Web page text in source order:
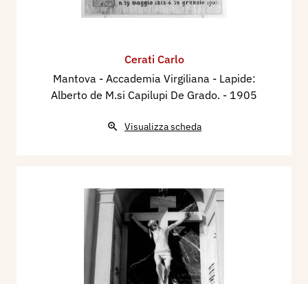
Cerati Carlo
Mantova - Accademia Virgiliana - Lapide:
Alberto de M.si Capilupi De Grado. - 1905
Visualizza scheda